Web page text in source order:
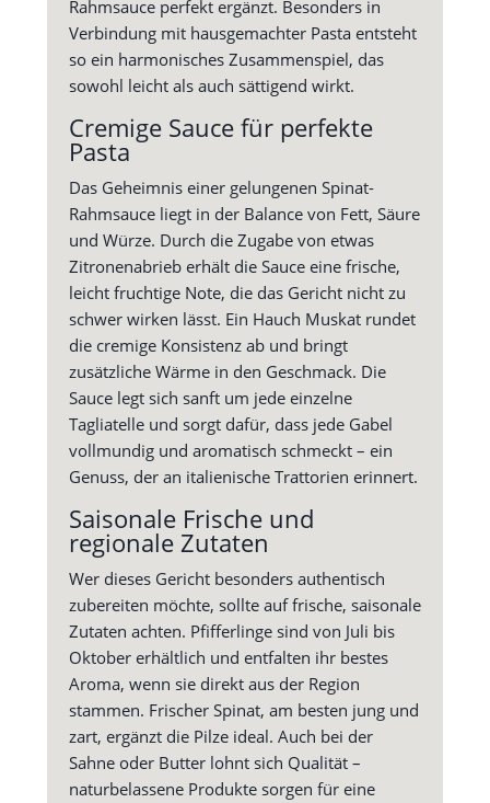
Rahmsauce perfekt ergänzt. Besonders in
Verbindung mit hausgemachter Pasta entsteht
so ein harmonisches Zusammenspiel, das
sowohl leicht als auch sättigend wirkt.
Cremige Sauce für perfekte
Pasta
Das Geheimnis einer gelungenen Spinat-
Rahmsauce liegt in der Balance von Fett, Säure
und Würze. Durch die Zugabe von etwas
Zitronenabrieb erhält die Sauce eine frische,
leicht fruchtige Note, die das Gericht nicht zu
schwer wirken lässt. Ein Hauch Muskat rundet
die cremige Konsistenz ab und bringt
zusätzliche Wärme in den Geschmack. Die
Sauce legt sich sanft um jede einzelne
Tagliatelle und sorgt dafür, dass jede Gabel
vollmundig und aromatisch schmeckt – ein
Genuss, der an italienische Trattorien erinnert.
Saisonale Frische und
regionale Zutaten
Wer dieses Gericht besonders authentisch
zubereiten möchte, sollte auf frische, saisonale
Zutaten achten. Pfifferlinge sind von Juli bis
Oktober erhältlich und entfalten ihr bestes
Aroma, wenn sie direkt aus der Region
stammen. Frischer Spinat, am besten jung und
zart, ergänzt die Pilze ideal. Auch bei der
Sahne oder Butter lohnt sich Qualität –
naturbelassene Produkte sorgen für eine